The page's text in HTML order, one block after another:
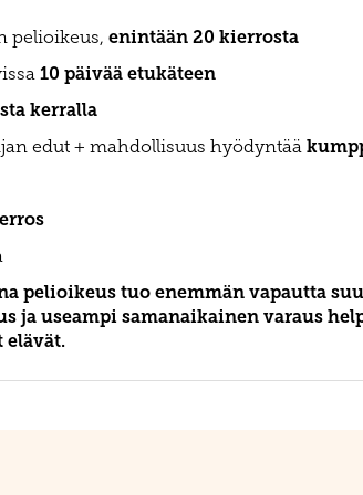
pelioikeus, enintään 20 kierrosta
10 päivää etukäteen
kerralla
edut + mahdollisuus hyödyntää
pelioikeus tuo enemmän vapautta
ja useampi samanaikainen varaus